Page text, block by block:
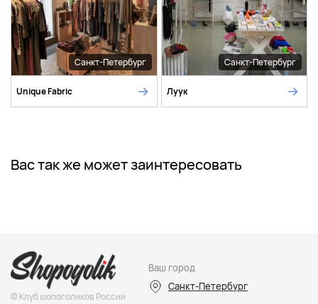
Санкт-Петербург
Unique Fabric
Санкт-Петербург
Луук
Вас так же может заинтересовать
© Клуб шопоголиков России
Ваш город
Санкт-Петербург